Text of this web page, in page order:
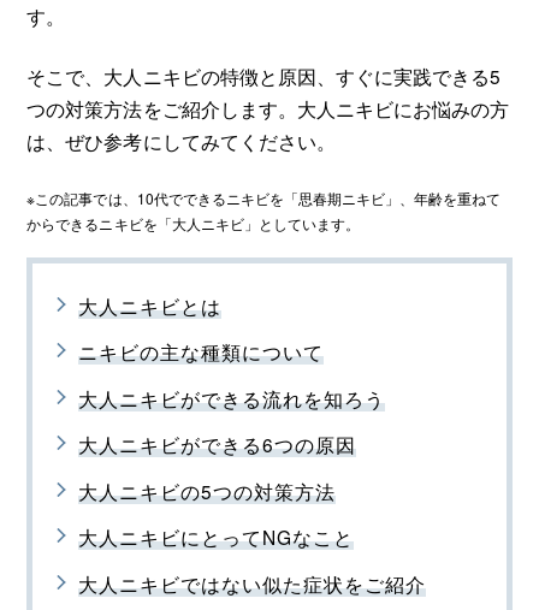
す。
そこで、大人ニキビの特徴と原因、すぐに実践できる5
つの対策方法をご紹介します。大人ニキビにお悩みの方
は、ぜひ参考にしてみてください。
※この記事では、10代でできるニキビを「思春期ニキビ」、年齢を重ねて
からできるニキビを「大人ニキビ」としています。
大人ニキビとは
ニキビの主な種類について
大人ニキビができる流れを知ろう
大人ニキビができる6つの原因
大人ニキビの5つの対策方法
大人ニキビにとってNGなこと
大人ニキビではない似た症状をご紹介